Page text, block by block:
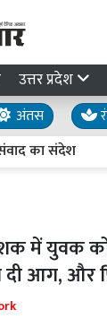
उत्तर प्रदेश
अंतस
का संदेश
में युवक
दी आग, और